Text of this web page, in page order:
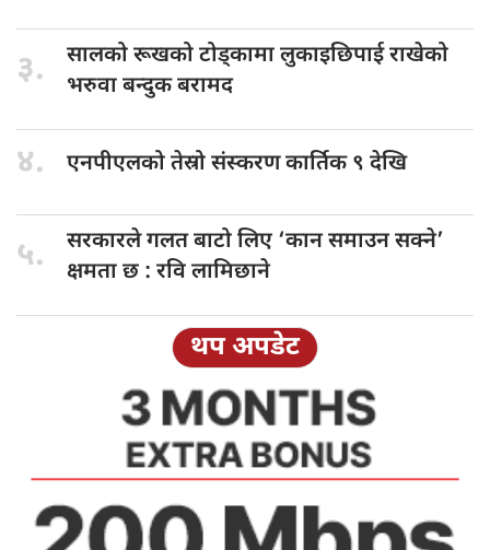
३. सालको रूखकोटोड्कामा लुकाइछिपाई राखेको
भरुवा बन्दुक बरामद
४. एनपीएलको तेस्रोसंस्करण कार्तिक ९ देखि
५. सरकारले गलतबाटो लिए ‘कान समाउन सक्ने’
क्षमता छ : रवि लामिछाने
थप अपडेट